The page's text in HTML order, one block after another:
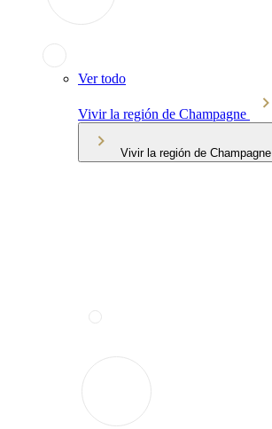
Ver todo
Vivir la región de Champagne
Vivir la región de Champagne